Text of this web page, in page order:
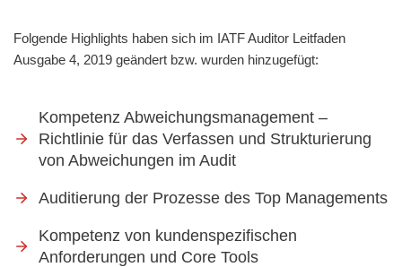
Folgende Highlights haben sich im IATF Auditor Leitfaden
Ausgabe 4, 2019 geändert bzw. wurden hinzugefügt:
Kompetenz Abweichungsmanagement –
Richtlinie für das Verfassen und Strukturierung
von Abweichungen im Audit
Auditierung der Prozesse des Top Managements
Kompetenz von kundenspezifischen
Anforderungen und Core Tools